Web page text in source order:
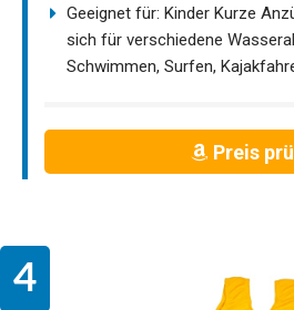
Geeignet für: Kinder Kurze
sich für verschiedene
Schwimmen, Surfen,
Preis